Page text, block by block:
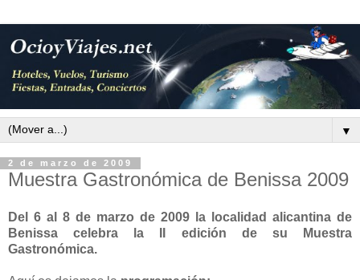
▼
2 de marzo de 2009
Muestra Gastronómica de Benissa 2009
Del 6 al 8 de marzo de 2009 la localidad alicantina de
Benissa celebra la II edición de su Muestra
Gastronómica.